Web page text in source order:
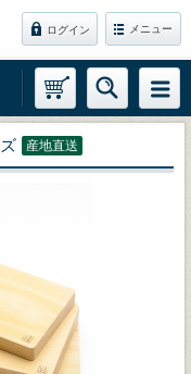
ログイン メニュー
産地直送